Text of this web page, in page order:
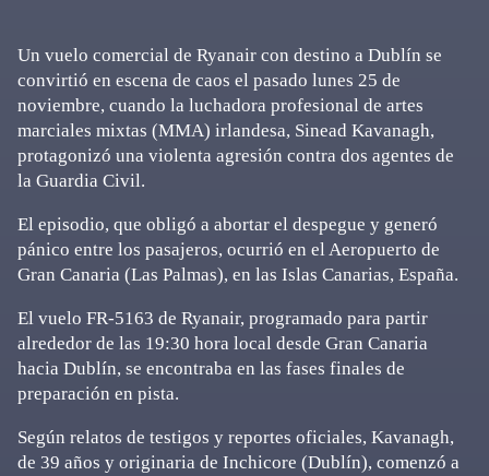
Un vuelo comercial de Ryanair con destino a Dublín se
convirtió en escena de caos el pasado lunes 25 de
noviembre, cuando la luchadora profesional de artes
marciales mixtas (MMA) irlandesa, Sinead Kavanagh,
protagonizó una violenta agresión contra dos agentes de
la Guardia Civil.
El episodio, que obligó a abortar el despegue y generó
pánico entre los pasajeros, ocurrió en el Aeropuerto de
Gran Canaria (Las Palmas), en las Islas Canarias, España.
El vuelo FR-5163 de Ryanair, programado para partir
alrededor de las 19:30 hora local desde Gran Canaria
hacia Dublín, se encontraba en las fases finales de
preparación en pista.
Según relatos de testigos y reportes oficiales, Kavanagh,
de 39 años y originaria de Inchicore (Dublín), comenzó a